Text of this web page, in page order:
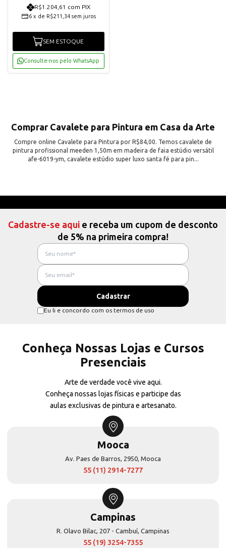
R$1.204,61 com PIX
6 x de R$211,34 sem juros
SEM ESTOQUE
Consulte-nos pelo WhatsApp
Comprar Cavalete para Pintura em Casa da Arte
Compre online Cavalete para Pintura por R$84,00. Temos cavalete de
pintura profissional meeden 1,50m em madeira de faia estúdio versátil
afe-6019-ym, cavalete estúdio super luxo santa fé para pin...
Cadastre-se aqui e receba um cupom de desconto
de 5% na primeira compra!
Eu li e concordo com os termos de uso
Conheça Nossas Lojas e Cursos
Presenciais
Arte de verdade você vive aqui.
Conheça nossas lojas físicas e participe das
aulas exclusivas de pintura e artesanato.
Mooca
Av. Paes de Barros, 2950, Mooca
55 (11) 2914-7277
Campinas
R. Olavo Bilac, 207 - Cambuí, Campinas
55 (19) 3254-7355